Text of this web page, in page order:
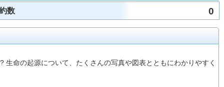
数 0
命の起源について、たくさんの写真や図表とともにわかりやすく